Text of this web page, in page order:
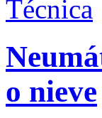
Técnica
o nieve